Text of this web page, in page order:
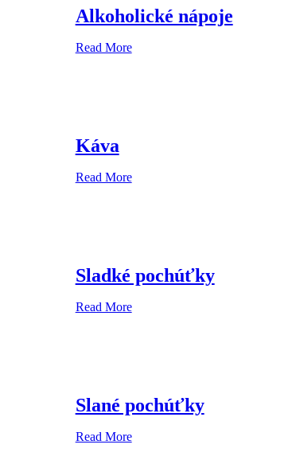
Alkoholické nápoje
Read More
Káva
Read More
Sladké pochúťky
Read More
Slané pochúťky
Read More